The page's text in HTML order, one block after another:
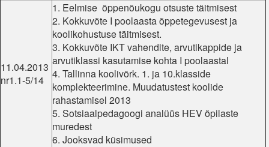
11.04.2013
nr1.1-5/14
1. Eelmise õppenõukogu otsuste täitmisest
2. Kokkuvõte I poolaasta õppetegevusest ja
koolikohustuse täitmisest.
3. Kokkuvõte IKT vahendite, arvutikappide ja
arvutiklassi kasutamise kohta I poolaastal
4. Tallinna koolivõrk. 1. ja 10.klasside
komplekteerimine. Muudatustest koolide
rahastamisel 2013
5. Sotsiaalpedagoogi analüüs HEV õpilaste
muredest
6. Jooksvad küsimused